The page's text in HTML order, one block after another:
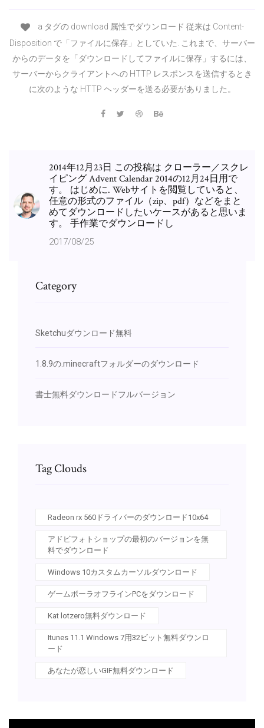
a タグの download 属性でダウンロード 従来は Content-
Disposition で「ファイルに保存」としていた. これまで、サーバー
からのデータを「ダウンロードしてファイルに保存」するには、
サーバーからクライアントへの HTTP レスポンスを送信するとき
に次のような HTTP ヘッダーを送る必要がありました。
2014年12月23日 この投稿は クローラー／スクレ
イピング Advent Calendar 2014の12月24日用で
す。 はじめに. Webサイトを閲覧していると、
任意の形式のファイル（zip、pdf）などをまと
めてダウンロードしたいケースがあると思いま
す。 手作業でダウンロードし
2017/08/25
Category
Sketchuダウンロード無料
1.8.9の.minecraftフォルダーのダウンロード
書士無料ダウンロードフルバージョン
Tag Clouds
Radeon rx 560ドライバーのダウンロード10x64
アドビフォトショップの最初のバージョンを無
料でダウンロード
Windows 10カスタムカーソルダウンロード
ゲームボーラオフラインPCをダウンロード
Kat lotzero無料ダウンロード
Itunes 11.1 Windows 7用32ビット無料ダウンロ
ード
あなたが恋しいGIF無料ダウンロード